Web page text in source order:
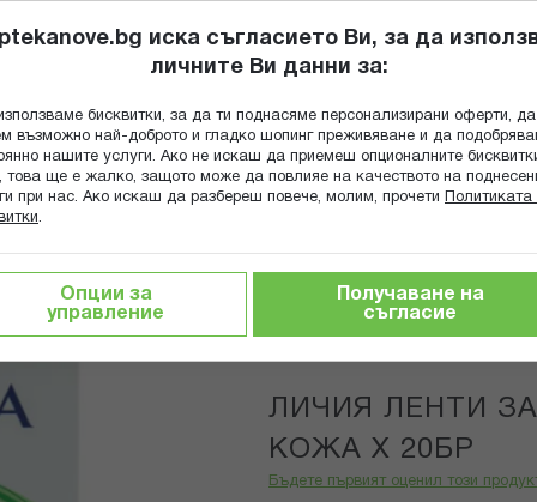
Търсене
ГРИЖА ЗА МАЙКАТА И ДЕТЕТО ХРАНИТЕЛНИ ДОБАВКИ
ЗА ТЯЛО ВСЕКИ ТИП КОЖА Х 20БР
LYCIA
ЛИЧИЯ ЛЕНТИ
КОЖА Х 20БР
Бъдете първият оценил този
иска съгласието Ви, за да
личните Ви данни за:
бисквитки, за да ти поднасяме персонализирани оферти, да
възможно най-доброто и гладко шопинг преживяване и да
нашите услуги. Ако не искаш да приемеш опционалните
това ще е жалко, защото може да повлияе на качеството на
при нас. Ако искаш да разбереш повече, молим, прочети
Политиката
.
Опции за
управление
Получаване на
съгласие